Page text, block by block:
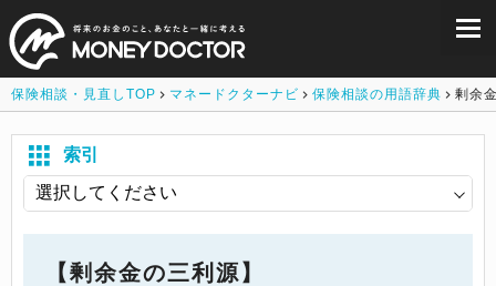
保険相談・見直しTOP マネードクターナビ 保険相談の用語辞典 剰余
索引
【剰余金の三利源】